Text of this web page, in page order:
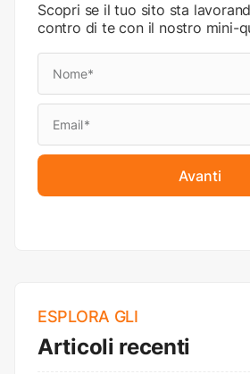
Scopri se il tuo sito sta
contro di te con il nostro mini-
Avanti
ESPLORA GLI
Articoli recenti